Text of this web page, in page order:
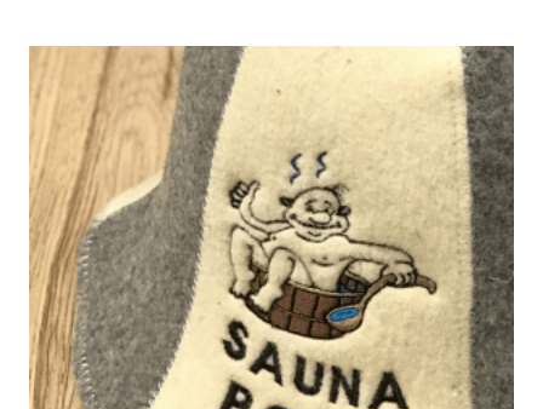
30.00€